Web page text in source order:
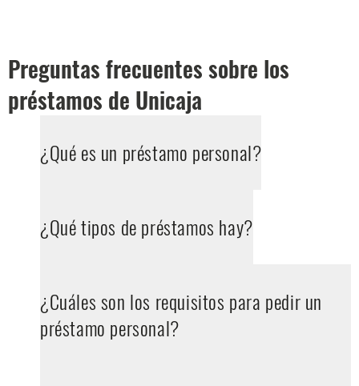
Preguntas frecuentes sobre los
préstamos de Unicaja
¿Qué es un préstamo personal?
¿Qué tipos de préstamos hay?
¿Cuáles son los requisitos para pedir un
préstamo personal?